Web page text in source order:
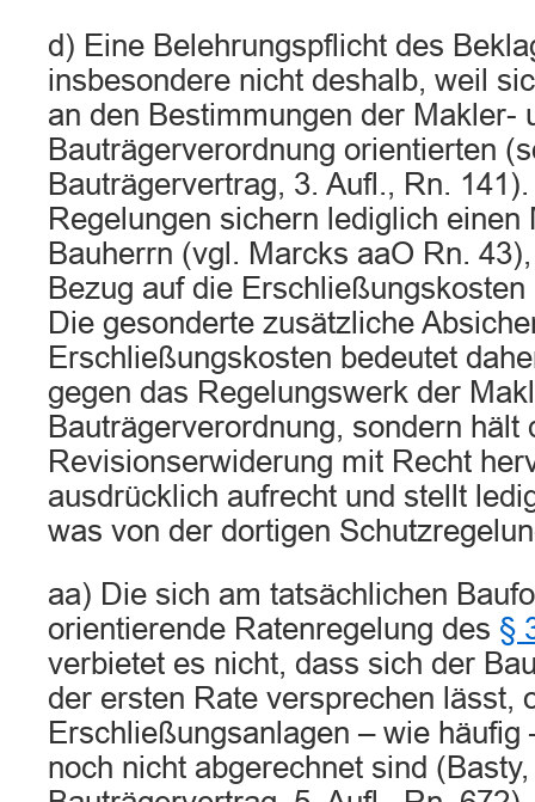
d) Eine Belehrungspflicht des
insbesondere nicht deshalb, weil
an den Bestimmungen der Makler-
Bauträgerverordnung orientierten
Bauträgervertrag, 3. Aufl., Rn.
Regelungen sichern lediglich einen
Bauherrn (vgl. Marcks aaO Rn.
Bezug auf die
Die gesonderte zusätzliche
Erschließungskosten bedeutet
gegen das Regelungswerk der
Bauträgerverordnung, sondern hält
Revisionserwiderung mit Recht
ausdrücklich aufrecht und stellt
was von der dortigen
aa) Die sich am tatsächlichen
orientierende Ratenregelung des §
verbietet es nicht, dass sich der
der ersten Rate versprechen lässt,
Erschließungsanlagen – wie häufig
noch nicht abgerechnet sind